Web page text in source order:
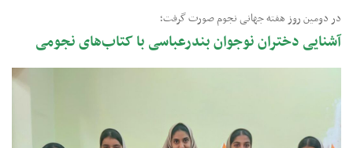
در دومین روز هفته جهانی نجوم صورت گرفت؛
آشنایی دختران نوجوان بندرعباسی با کتاب‌های نجومی